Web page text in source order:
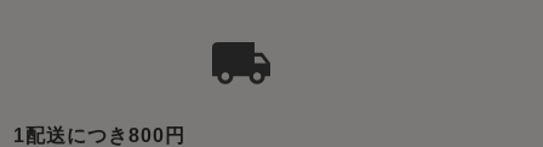
1配送につき800円